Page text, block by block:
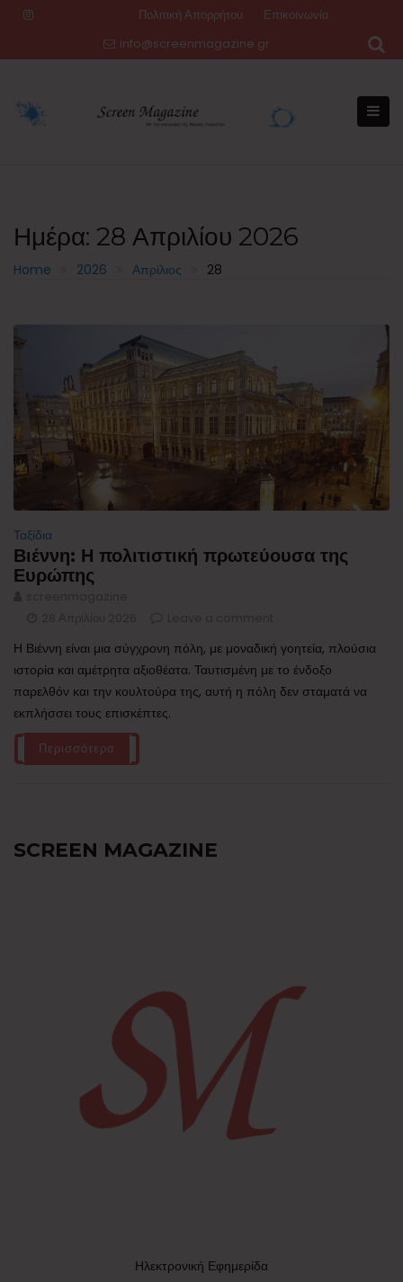
Πολιτική Απορρήτου
Επικοινωνία
info@screenmagazine.gr
Ημέρα: 28 Απριλίου 2026
Home 2026 Απρίλιος 28
Ταξίδια
Βιέννη: Η πολιτιστική πρωτεύουσα της
Ευρώπης
Η Βιέννη είναι μια σύγχρονη πόλη, με μοναδική γοητεία, πλούσια
ιστορία και αμέτρητα αξιοθέατα. Ταυτισμένη με το ένδοξο
παρελθόν και την κουλτούρα της, αυτή η πόλη δεν σταματά να
εκπλήσσει τους επισκέπτες.
Περισσότερα
SCREEN MAGAZINE
Ηλεκτρονική Εφημερίδα